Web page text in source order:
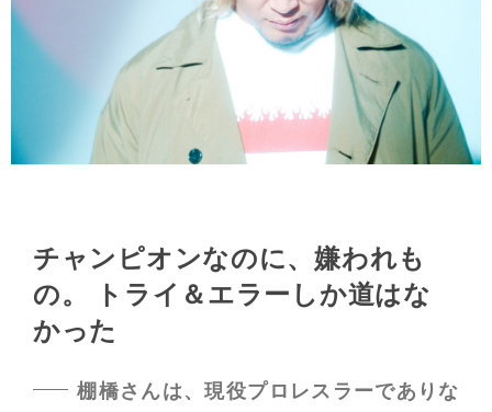
チャンピオンなのに、嫌われも
の。
トライ＆エラーしか道はな
かった
棚橋さんは、現役プロレスラーでありな